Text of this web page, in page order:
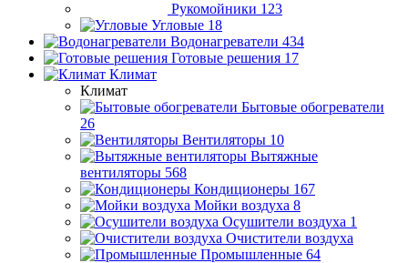
Рукомойники 123
Угловые 18
Водонагреватели 434
Готовые решения 17
Климат
Климат
Бытовые обогреватели
26
Вентиляторы 10
Вытяжные
вентиляторы 568
Кондиционеры 167
Мойки воздуха 8
Осушители воздуха 1
Очистители воздуха
Промышленные 64